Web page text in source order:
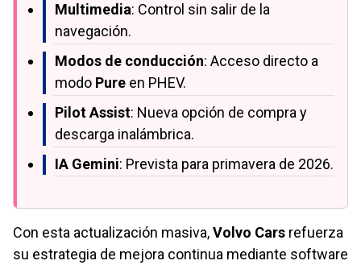
Multimedia: Control sin salir de la
navegación.
Modos de conducción: Acceso directo a
modo Pure en PHEV.
Pilot Assist: Nueva opción de compra y
descarga inalámbrica.
IA Gemini: Prevista para primavera de 2026.
Con esta actualización masiva,Volvo Cars refuerza
su estrategia de mejora continua mediante software